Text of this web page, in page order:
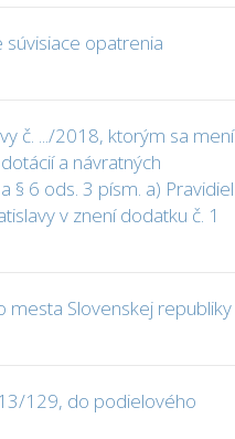
opatrenia
č. .../2018, ktorým sa mení
a návratných
§ 6 ods. 3 písm. a) Pravidiel
v znení dodatku č. 1
mesta Slovenskej republiky
129, do podielového